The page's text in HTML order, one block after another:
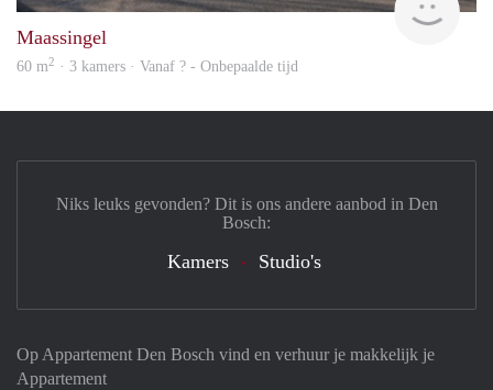
Maassingel
60 m2 · 3 kamers · Vanaf ? - Onbepaalde tijd
Op Appartement Den Bosch vind en verhuur je makkelijk je
Appartement
Niks leuks gevonden? Dit is ons andere aanbod in Den
Bosch:
Kamers Studio's